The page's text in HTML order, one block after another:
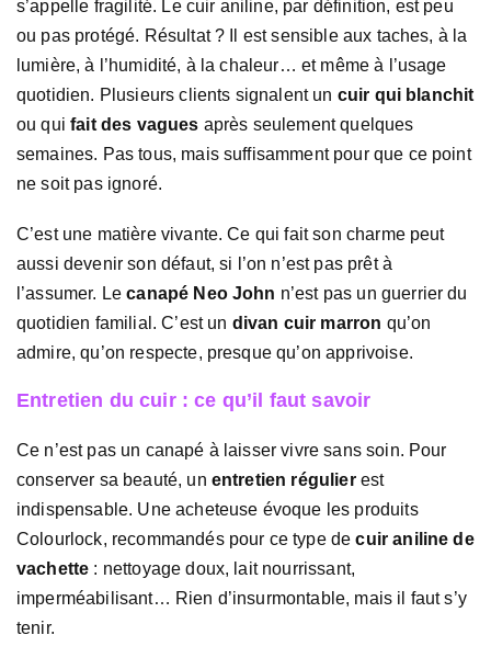
s’appelle fragilité. Le cuir aniline, par définition, est peu
ou pas protégé. Résultat ? Il est sensible aux taches, à la
lumière, à l’humidité, à la chaleur… et même à l’usage
quotidien. Plusieurs clients signalent un cuir qui blanchit
ou quifait des vagues après seulement quelques
semaines. Pas tous, mais suffisamment pour que ce point
ne soit pas ignoré.
C’est une matière vivante. Ce qui fait son charme peut
aussi devenir son défaut, si l’on n’est pas prêt à
l’assumer. Lecanapé Neo John n’est pas un guerrier du
quotidien familial. C’est un divan cuir marron qu’on
admire, qu’on respecte, presque qu’on apprivoise.
Entretien du cuir : ce qu’il faut savoir
Ce n’est pas un canapé à laisser vivre sans soin. Pour
conserver sa beauté, un entretien régulierest
indispensable. Une acheteuse évoque les produits
Colourlock, recommandés pour ce type decuir aniline de
vachette : nettoyage doux, lait nourrissant,
imperméabilisant… Rien d’insurmontable, mais il faut s’y
tenir.